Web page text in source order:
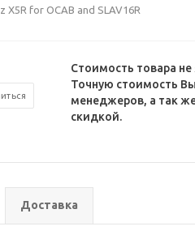
X5R for OCAB and SLAV16R
Стоимость товара
Точную стоимость
менеджеров, а так
скидкой.
Доставка